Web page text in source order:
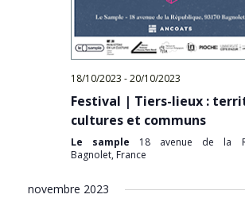
18/10/2023 -20/10/2023
Festival | Tiers-lieux :
cultures et communs
Le sample 18 avenue de la
Bagnolet, France
novembre 2023